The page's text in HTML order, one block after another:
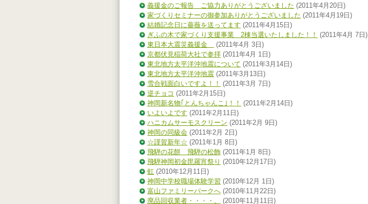
義援金のご報告 ご協力ありがとうございました (2011年4月20日)
家づくりセミナーの御参加ありがとうございました (2011年4月19日)
結婚記念日に薔薇を送ってます (2011年4月15日)
ぎふの木で家づくり支援事業 2棟当選いたしました！！ (2011年4月 7日)
東日本大震災義援金
(2011年4月 3日)
京都伏見稲荷大社で参拝 (2011年4月 1日)
東北地方太平洋沖地震について (2011年3月14日)
東北地方太平洋沖地震 (2011年3月13日)
雪合戦面白いですよ！！ (2011年3月 7日)
逆チョコ (2011年2月15日)
神岡新名物｢とんちゃんこ｣！！ (2011年2月14日)
いよいよです (2011年2月11日)
ハニカムサーモスクリーン (2011年2月 9日)
神岡の同級会 (2011年2月 2日)
☆謹賀新年☆ (2011年1月 8日)
飛騨の花餅 飛騨の松飾 (2011年1月 8日)
飛騨神岡初金毘羅宵祭り (2010年12月17日)
虹 (2010年12月11日)
神岡中学校職場体験学習 (2010年12月 1日)
富山ファミリーパークへ (2010年11月22日)
廃品回収業者・・・・。
(2010年11月11日)